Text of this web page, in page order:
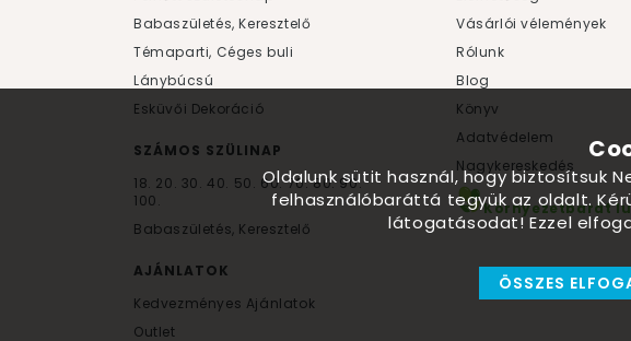
Babaszületés, Keresztelő
Témaparti, Céges buli
Lánybúcsú
Esküvői Dekoráció
SZÁMOS SZÜLINAP
18. 20. 30. 40. 50. 60.70.80.90.
100.
Babaszületés, Keresztelő
AJÁNLATOK
Kedvezményes Ajánlatok
Outlet
Vásárlói vélemények
Rólunk
Blog
Könyv
Adatvédelem
Nagykereskedés
Környezetbarát
Oldalunk sütit használ, hogy biztosítsuk
felhasználóbaráttá tegyük az oldalt.
látogatásodat! Ezzel
ÖSSZES